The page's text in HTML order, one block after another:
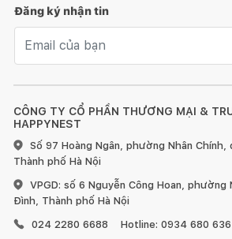
Điểm nhấn duy nhất của
nút tỉ mỉ, tạo nét hiện đại , hài hòa cho
CÔNG TY CỔ PHẦN THƯƠNG MẠI &
HAPPYNEST
Số 97 Hoàng Ngân, phường Nhân Chính,
Thành phố Hà Nội
VPGD: số 6 Nguyễn Công Hoan, phường
Đình, Thành phố Hà Nội
024 2280 6688
Hotline: 0934 680 636
Đăng ký nhận tin